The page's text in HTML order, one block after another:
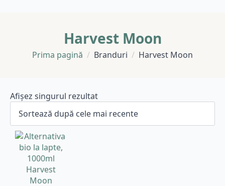
Harvest Moon
Prima pagină Branduri Harvest Moon
Afișez singurul rezultat